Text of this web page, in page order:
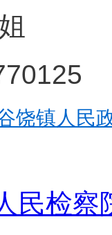
饶镇人民
民检察